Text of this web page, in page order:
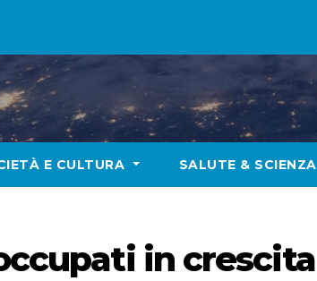
E CULTURA SALUTE & SCIENZA
in crescita